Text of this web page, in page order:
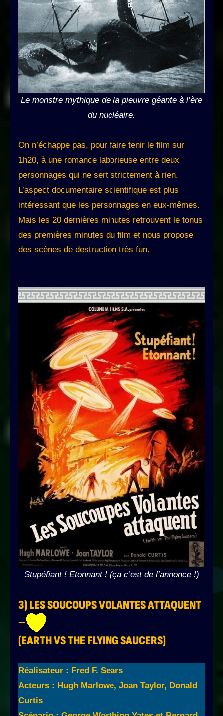
Le monstre mythique de la pieuvre géante à l’ère
du nucléaire.
On n’échappe pas, pour faire tenir le film sur
1h20, à une romance laborieuse entre deux
personnages qui ne sert strictement à rien.
L’aspect documentaire scientifique est plus
intéressant que les personnages en eux-mêmes.
Mais les 20 dernières minutes retrouvent le tonus
des premières minutes du film et nous propose
des scènes de destruction très fun.
Stupéfiant ! Etonnant ! (ça c’est de l’annonce !)
3) LES SOUCOUPS VOLANTES ATTAQUENT
–
(EARTH VS THE FLYING SAUCERS)
Réalisateur : Fred F. Sears
Acteurs : Hugh Marlowe, Joan Taylor, Donald
Curtis